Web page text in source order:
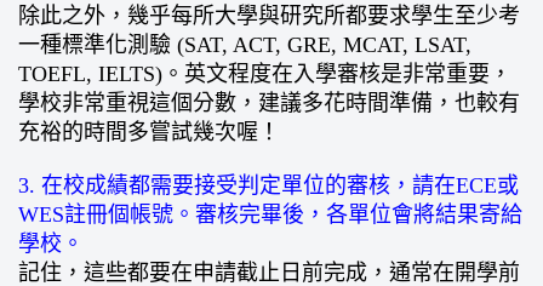
除此之外，幾乎每所大學與研究所都要求學生至少考
一種標準化測驗 (SAT, ACT, GRE, MCAT, LSAT,
TOEFL, IELTS)。英文程度在入學審核是非常重要，
學校非常重視這個分數，建議多花時間準備，也較有
充裕的時間多嘗試幾次喔！
3. 在校成績都需要接受判定單位的審核，請在ECE或
WES註冊個帳號。審核完畢後，各單位會將結果寄給
學校。
記住，這些都要在申請截止日前完成，通常在開學前